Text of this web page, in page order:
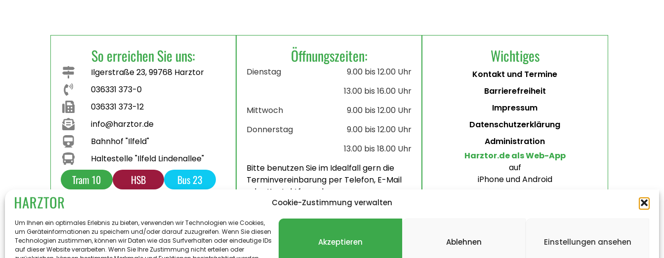
Cookie-Zustimmung verwalten
Um Ihnen ein optimales Erlebnis zu bieten, verwenden wir Technologien wie Cookies,
um Geräteinformationen zu speichern und/oder darauf zuzugreifen. Wenn Sie diesen
Technologien zustimmen, können wir Daten wie das Surfverhalten oder eindeutige IDs
auf dieser Website verarbeiten. Wenn Sie Ihre Zustimmung nicht erteilen oder
Akzeptieren Ablehnen Einstellungen ansehen
So erreichen Sie uns:
Ilgerstraße 23, 99768 Harztor
036331 373-0
036331 373-12
info@harztor.de
Bahnhof "Ilfeld"
Haltestelle "Ilfeld Lindenallee"
Tram 10 HSB
Bus 23
Öffnungszeiten:
Dienstag
9.00 bis 12.00 Uhr
13.00 bis 16.00 Uhr
Mittwoch
9.00 bis 12.00 Uhr
Donnerstag
9.00 bis 12.00 Uhr
13.00 bis 18.00 Uhr
Bitte benutzen Sie im Idealfall gern die
Terminvereinbarung per Telefon, E-Mail
oder Kontaktformular.
Wichtiges
Kontakt und Termine
Barrierefreiheit
Impressum
Datenschutzerklärung
Administration
Harztor.de als Web-App
auf
iPhone und Android